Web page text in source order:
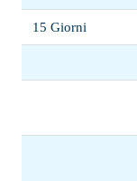
15 Giorni